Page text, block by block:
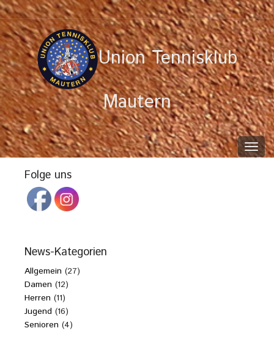
Union Tennisklub
Mautern
Folge uns
News-Kategorien
Allgemein (27)
Damen (12)
Herren (11)
Jugend (16)
Senioren (4)